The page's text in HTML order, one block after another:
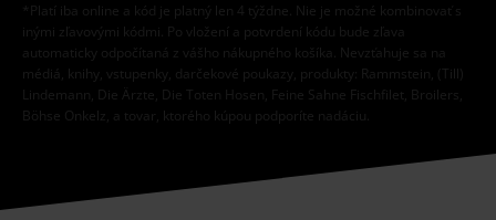
*Platí iba online a kód je platný len 4 týždne. Nie je možné kombinovať s
inými zľavovými kódmi. Po vložení a potvrdení kódu bude zľava
automaticky odpočítaná z vášho nákupného košíka. Nevzťahuje sa na
médiá, knihy, vstupenky, darčekové poukazy, produkty: Rammstein, (Till)
Lindemann, Die Ärzte, Die Toten Hosen, Feine Sahne Fischfilet, Broilers,
Böhse Onkelz, a tovar, ktorého kúpou podporíte nadáciu.